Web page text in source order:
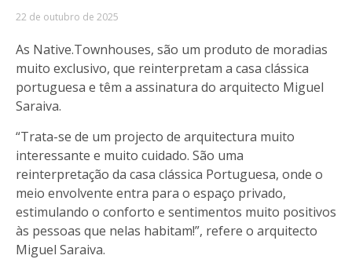
22 de outubro de 2025
As Native.Townhouses, são um produto de moradias
muito exclusivo, que reinterpretam a casa clássica
portuguesa e têm a assinatura do arquitecto Miguel
Saraiva.
“Trata-se de um projecto de arquitectura muito
interessante e muito cuidado. São uma
reinterpretação da casa clássica Portuguesa, onde o
meio envolvente entra para o espaço privado,
estimulando o conforto e sentimentos muito positivos
às pessoas que nelas habitam!”, refere o arquitecto
Miguel Saraiva.